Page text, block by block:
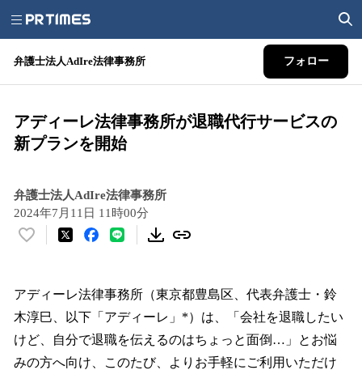
弁護士法人AdIre法律事務所 フォロー
アディーレ法律事務所が退職代行サービスの
新プランを開始
弁護士法人AdIre法律事務所
2024年7月11日 11時00分
い
！
数
を
読
み
アディーレ法律事務所（東京都豊島区、代表弁護士・鈴
木淳巳、以下「アディーレ」*）は、「会社を退職したい
けど、自分で退職を伝えるのはちょっと面倒…」とお悩
みの方へ向け、このたび、よりお手軽にご利用いただけ